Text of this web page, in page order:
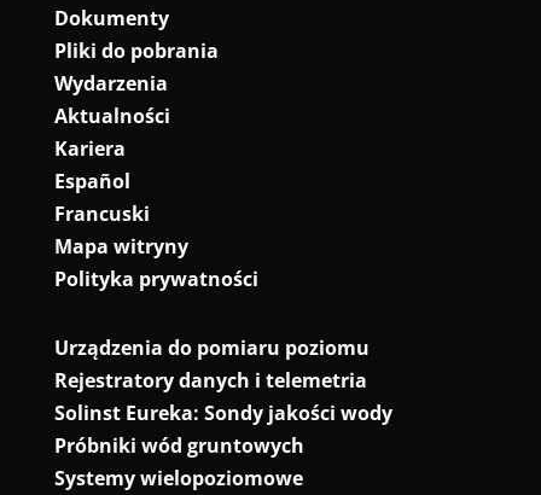
Dokumenty
Pliki do pobrania
Wydarzenia
Aktualności
Kariera
Español
Francuski
Mapa witryny
Polityka prywatności
Urządzenia do pomiaru poziomu
Rejestratory danych i telemetria
Solinst Eureka: Sondy jakości wody
Próbniki wód gruntowych
Systemy wielopoziomowe